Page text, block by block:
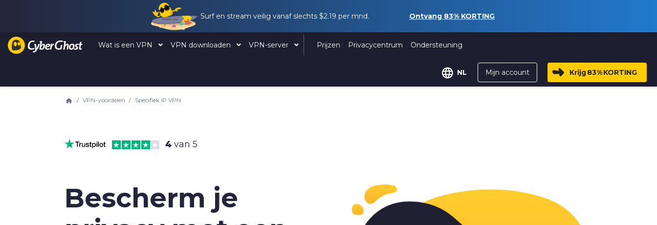
Surf en stream veilig vanaf slechts $2.19 per mnd. Ontvang 83% KORTING
Wat is een VPN VPN downloaden VPN-server Prijzen Privacycentrum Ondersteuning
NL Mijn account Krijg83%KORTING
VPN-voordelen Specifiek IP VPN
4 van 5
Bescherm je